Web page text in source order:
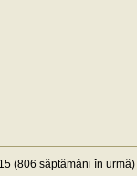
(806 săptămâni în urmă)